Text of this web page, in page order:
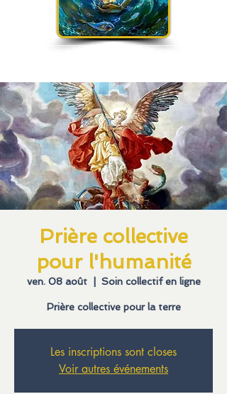
Prière collective
pour l'humanité
ven. 08 août
  |
Soin collectif en ligne
Prière collective pour la terre
Les inscriptions sont closes
Voir autres événements